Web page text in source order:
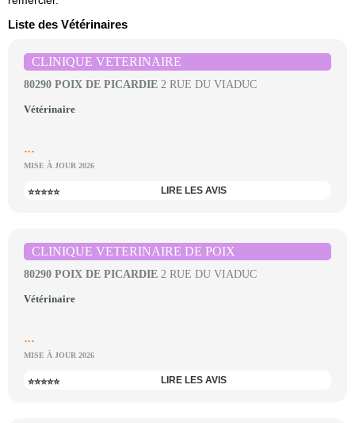
Liste des Vétérinaires
CLINIQUE VETERINAIRE
80290 POIX DE PICARDIE 2 RUE DU VIADUC
Vétérinaire
...
MISE À JOUR 2026
⭐⭐⭐⭐⭐ LIRE LES AVIS
CLINIQUE VETERINAIRE DE POIX
80290 POIX DE PICARDIE 2 RUE DU VIADUC
Vétérinaire
...
MISE À JOUR 2026
⭐⭐⭐⭐⭐ LIRE LES AVIS